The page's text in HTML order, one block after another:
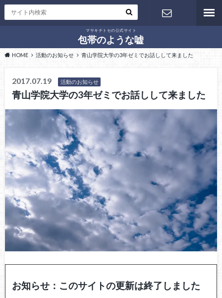
マサキチトセの公式サイト
包帯のような嘘
HOME 活動のお知らせ 青山学院大学の3年ゼミでお話しして来ました
2017.07.19 活動のお知らせ
青山学院大学の3年ゼミでお話しして来ました
お知らせ：このサイトの更新は終了しました